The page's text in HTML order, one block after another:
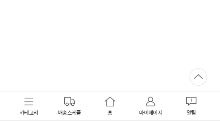
카테고리 배송스케줄 홈 마이페이지 알림